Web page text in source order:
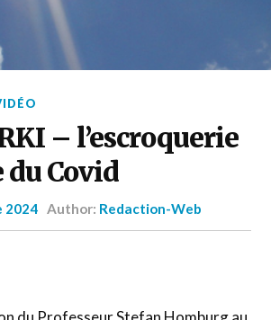
– l’escroquerie
Covid
2024 Author: Redaction-Web